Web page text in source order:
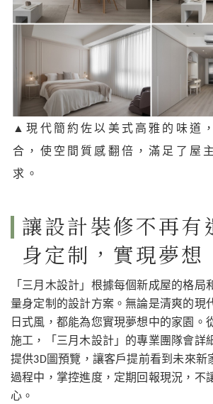
▲現代簡約佐以美式高雅的味道
合，使空間質感翻倍，滿足了屋
求。
讓設計裝修不再有
身定制，實現夢想
「三月木設計」根據每個新成屋的格局
量身定制的設計方案。無論是清爽的現
日式風，都能為您實現夢想中的家園。
施工，「三月木設計」的專業團隊會詳
提供3D圖預覽，讓客戶提前看到未來新
過程中，掌控進度，定期回報現況，不
心。